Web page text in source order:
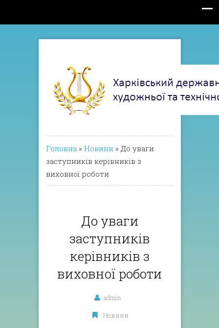
Головна » Новини » До уваги
заступників керівників з
виховної роботи
До уваги
заступників
керівників з
виховної роботи
admin
Новини